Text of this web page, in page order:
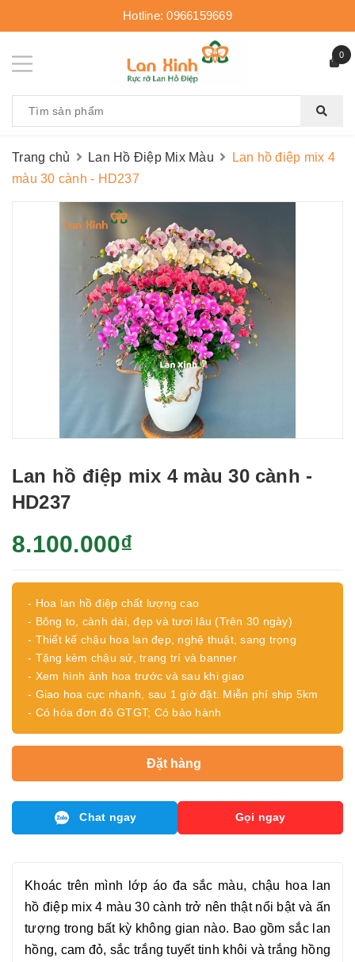
Hotline:0966159669
0
Trang chủ Lan Hồ Điệp Mix Màu
Lan hồ điệp mix 4
màu 30 cành - HD237
Lan hồ điệp mix 4 màu 30 cành -
HD237
8.100.000₫
- Hoa lan hồ điệp chất lượng cao
- Bông to, cành dài, đẹp và tươi lâu (Trên 30 ngày)
- Thiết kế chậu hoa lan đẹp, nghệ thuật, sang trọng
- Tặng kèm chậu sứ, trang trí và banner
- Xem hình ảnh hoa trước và sau khi giao
- Giao hoa cực nhanh, sau 1 giờ đặt. Miễn phí ship 5km
- Có hóa đơn đỏ GTGT; Có bảo hành
Đặt hàng
Chat ngay Gọi ngay
Khoác trên mình lớp áo đa sắc màu, chậu hoa
lan
hồ điệp mix 4 màu 30 cành trở nên thật nổi bật và ấn
tượng trong bất kỳ không gian nào. Bao gồm sắc lan
hồng, cam đỏ, sắc trắng tuyết tinh khôi và trắng hồng